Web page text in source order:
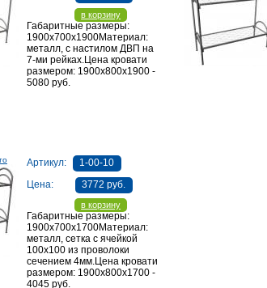
в корзину
Габаритные размеры:
1900х700х1900Материал:
металл, с настилом ДВП на
7-ми рейках.Цена кровати
размером: 1900х800х1900 -
5080 руб.
Артикул:
1-00-10
Цена:
3772 руб.
в корзину
Габаритные размеры:
1900х700х1700Материал:
металл, сетка с ячейкой
100х100 из проволоки
сечением 4мм.Цена кровати
размером: 1900х800х1700 -
4045 руб.